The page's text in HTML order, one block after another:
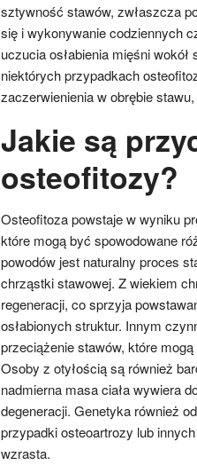
sztywność stawów, zwłaszcza
się i wykonywanie codziennych
uczucia osłabienia mięśni
niektórych przypadkach
zaczerwienienia w obrębie
Jakie są
osteofitozy?
Osteofitoza powstaje w wyniku
które mogą być spowodowane
powodów jest naturalny proces
chrząstki stawowej. Z wiekiem
regeneracji, co sprzyja
osłabionych struktur. Innym
przeciążenie stawów, które
Osoby z otyłością są również
nadmierna masa ciała wywiera
degeneracji. Genetyka również
przypadki osteoartrozy lub
wzrasta.